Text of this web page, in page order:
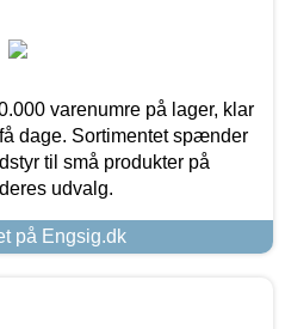
varenumre på lager, klar
dage. Sortimentet spænder
til små produkter på
udvalg.
på Engsig.dk